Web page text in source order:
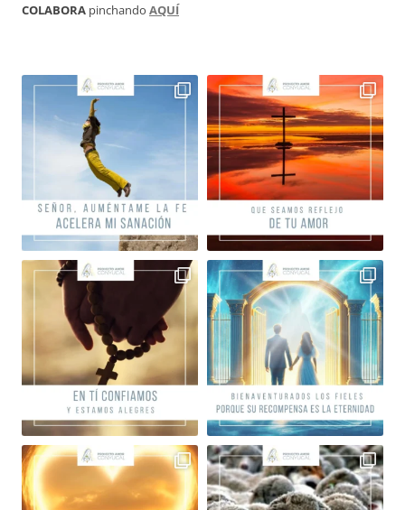
COLABORA pinchando AQUÍ